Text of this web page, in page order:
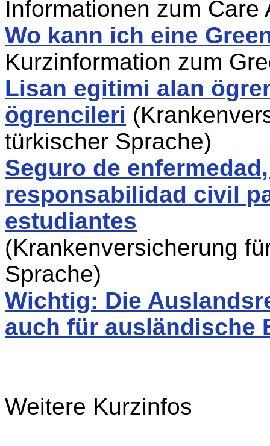
Informationen zum Care
Wo kann ich eine
Kurzinformation zum
Lisan egitimi alan
ögrencileri
türkischer Sprache)
Seguro de
responsabilidad civil
estudiantes
(Krankenversicherung
Sprache)
Wichtig: Die
auch für ausländische
Weitere Kurzinfos